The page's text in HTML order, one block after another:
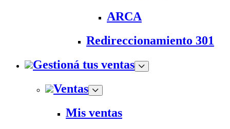
ARCA
Redireccionamiento 301
Gestioná tus ventas
Ventas
Mis ventas